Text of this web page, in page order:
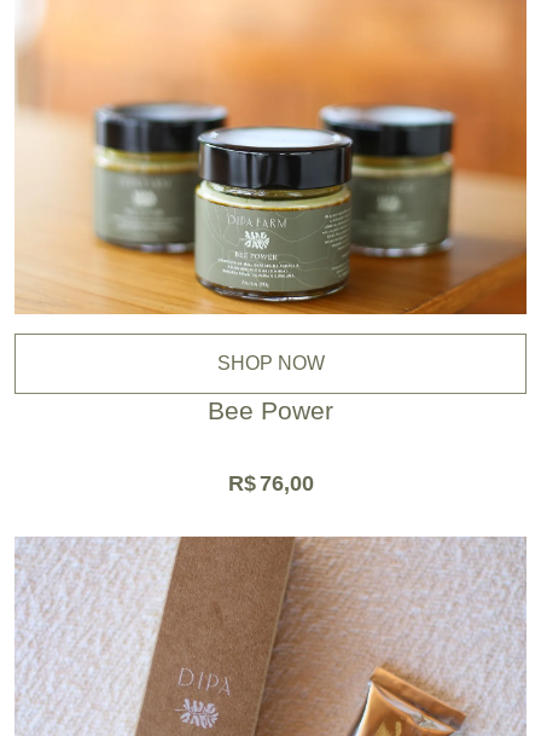
SHOP NOW
Bee Power
R$76,00